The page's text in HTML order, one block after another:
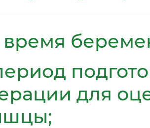
время
для